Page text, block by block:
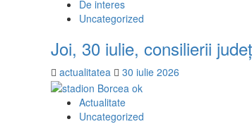
De interes
Uncategorized
Joi, 30 iulie, consilierii
actualitatea 30 iulie 2026
Actualitate
Uncategorized